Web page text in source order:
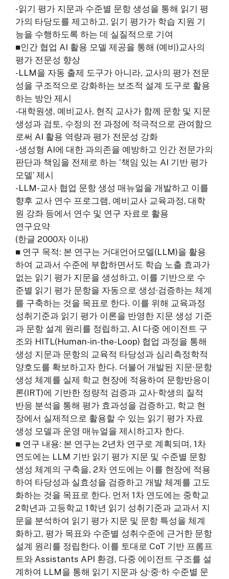
-읽기 평가 지문과 수준별 문항 생성을 통해 읽기 평
가의 타당도를 제고하고, 읽기 평가가 학습 지원 기
능을 수행하도록 하는 데 실질적으로 기여
■인간 협업 AI 활용 모델 제공을 통해 (예비)교사의
평가 전문성 향상
-LLM을 자동 출제 도구가 아니라, 교사의 평가 전문
성을 구조적으로 강화하는 보조적 설계 도구로 활용
하는 방안 제시
-대학원생, 예비교사, 현직 교사가 함께 문항 및 지문
생성과 검토, 수정의 전 과정에 적극적으로 관여함으
로써 AI 활용 역량과 평가 전문성 강화
-생성형 AI에 대한 과의존을 예방하고 인간 전문가의
판단과 책임을 전제로 하는 ‘책임 있는 AI 기반 평가
모델’ 제시
-LLM-교사 협업 문항 생성 매뉴얼을 개발하고 이를
향후 교사 연수 프로그램, 예비교사 교육과정, 대학
원 강좌 등에서 연수 및 연구 자료로 활용
연구요약
(한글 2000자 이내)
■ 연구 목적: 본 연구는 거대언어모델(LLM)을 활용
하여 교과서 수준에 부합하면서도 학습 노출 효과가
없는 읽기 평가 지문을 생성하고, 이를 기반으로 수
준별 읽기 평가 문항을 자동으로 생성·검증하는 체계
를 구축하는 것을 목표로 한다. 이를 위해 교육과정
성취기준과 읽기 평가 이론을 반영한 지문 생성 기준
과 문항 설계 원리를 정립하고, AI 다중 에이전트 구
조와 HITL(Human-in-the-Loop) 협업 과정을 통해
생성 지문과 문항의 교육적 타당성과 심리측정학적
양호도를 확보하고자 한다. 더불어 개발된 지문·문항
생성 체계를 실제 학교 현장에 적용하여 문항반응이
론(IRT)에 기반한 정량적 검증과 교사·학생의 질적
반응 분석을 통해 평가 효과성을 검증하고, 학교 현
장에서 실제적으로 활용할 수 있는 읽기 평가 자료
생성 모델과 운영 매뉴얼을 제시하고자 한다.
■ 연구 내용: 본 연구는 2년차 연구로 계획되며, 1차
연도에는 LLM 기반 읽기 평가 지문 및 수준별 문항
생성 체계의 구축을, 2차 연도에는 이를 현장에 적용
하여 타당성과 실효성을 검증하고 개발 체계를 고도
화하는 것을 목표로 한다. 먼저 1차 연도에는 중학교
2학년과 고등학교 1학년 읽기 성취기준과 교과서 지
문을 분석하여 읽기 평가 지문 및 문항 특성을 체계
화하고, 평가 목표와 수준별 성취수준에 근거한 문항
설계 원리를 정립한다. 이를 토대로 CoT 기반 프롬프
트와 Assistants API 환경, 다중 에이전트 구조를 설
계하여 LLM을 통해 읽기 지문과 상·중·하 수준별 문